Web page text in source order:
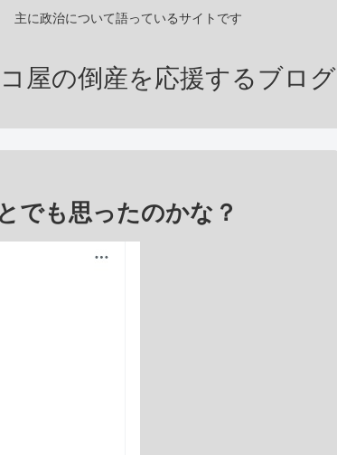
主に政治について語っているサイトです
屋の倒産を応援するブログ
でも思ったのかな？